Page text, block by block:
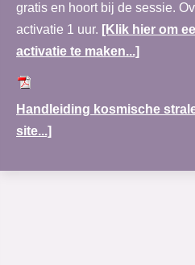
gratis en hoort bij de sessie.
activatie 1 uur. [Klik hier om
activatie te maken...]
Handleiding kosmische
site...]